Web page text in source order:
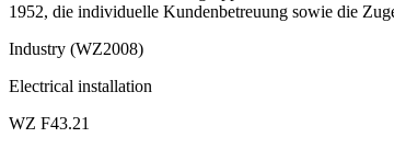
1952, die individuelle Kundenbetreuung sowie die
Industry (WZ2008)
Electrical installation
WZ F43.21